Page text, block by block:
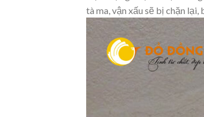
tà ma, vận xấu sẽ bị chặn